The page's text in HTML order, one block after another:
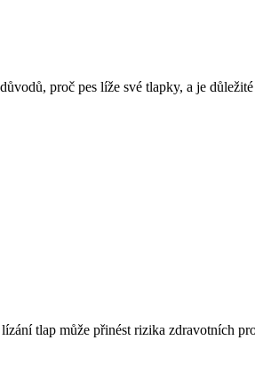
proč pes líže své tlapky, a je
tlap může přinést rizika zdravotních